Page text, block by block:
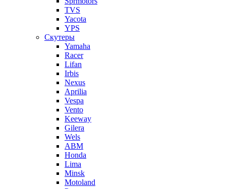
TVS
Yacota
YPS
Скутеры
Yamaha
Racer
Lifan
Irbis
Nexus
Aprilia
Vespa
Vento
Keeway
Gilera
Wels
ABM
Honda
Lima
Minsk
Motoland